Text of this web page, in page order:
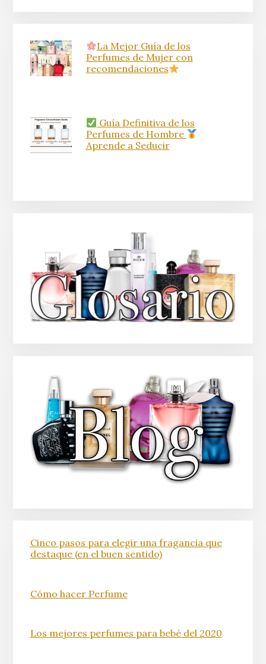
La Mejor Guía de los
Perfumes de Mujer con
recomendaciones
Guía Definitiva de los
Perfumes de Hombre
Aprende a Seducir
Cinco pasos para elegir una fragancia que
destaque (en el buen sentido)
Cómo hacer Perfume
Los mejores perfumes para bebé del 2020